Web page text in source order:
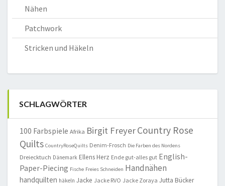
Nähen
Patchwork
Stricken und Häkeln
SCHLAGWÖRTER
100 Farbspiele Afrika Birgit FreyerCountry Rose
Quilts CountryRoseQuilts Denim-Frosch Die Farben des Nordens
Dreiecktuch Dänemark Ellens Herz Ende gut-alles gut English-
Paper-Piecing Fische Freies Schneiden Handnähen
handquilten häkeln Jacke Jacke RVO Jacke Zoraya Jutta Bücker